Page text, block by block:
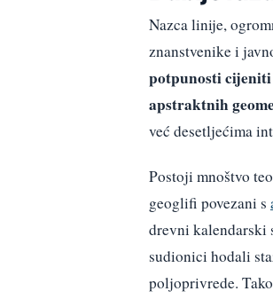
Nazca linije,
znanstvenike i
potpunosti cijeniti
apstraktnih
već desetljećima
Postoji mnoštvo
geoglifi povezani s
drevni kalendarski
sudionici hodali
poljoprivrede.